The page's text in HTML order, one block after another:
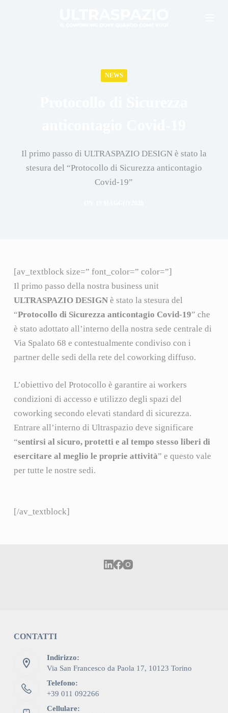
NEWS
Il primo passo di ULTRASPAZIO DESIGN è stato la
stesura del “Protocollo di Sicurezza anticontagio
Covid-19”
[av_textblock size=” font_color=” color=”]
Il primo passo della nostra business unit
ULTRASPAZIO DESIGNè stato la stesura del
“Protocollo di Sicurezza anticontagio Covid-19” che
è stato adottato all’interno della nostra sede centrale di
Via Spalato 68 e contestualmente condiviso con i
partner delle sedi della rete del coworking diffuso.
L’obiettivo del Protocollo è garantire ai workers
condizioni di accesso e utilizzo degli spazi del
coworking secondo elevati standard di sicurezza.
Entrare all’interno di Ultraspazio deve significare
“sentirsi al sicuro, protetti e al tempo stesso liberi di
esercitare al meglio le proprie attività” e questo vale
per tutte le nostre sedi.
[/av_textblock]
CONTATTI
Indirizzo:
Via San Francesco da Paola 17, 10123 Torino
Telefono:
+39 011 092266
Cellulare: